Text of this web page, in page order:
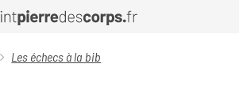
Aller au contenu principal
Les échecs à la bib